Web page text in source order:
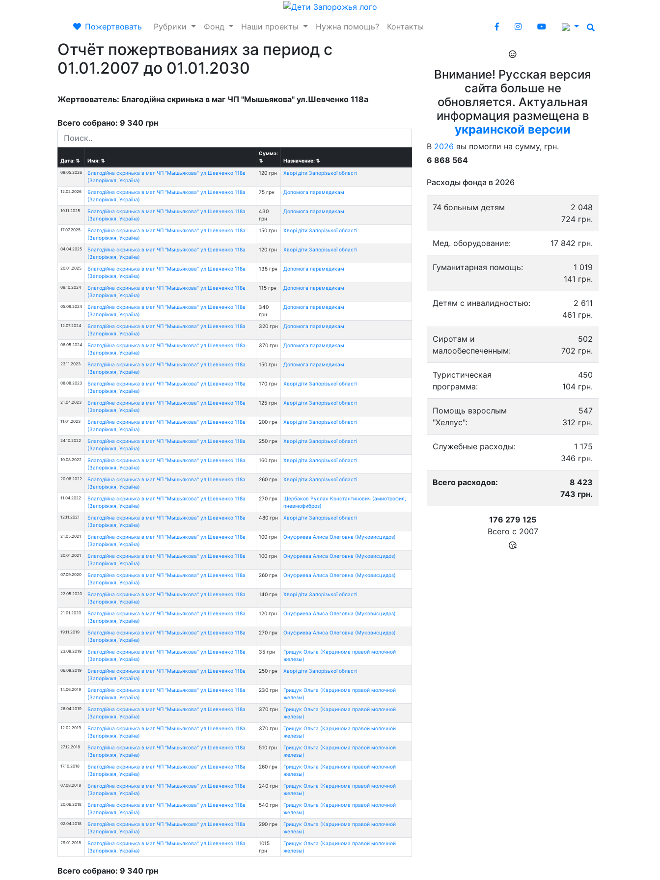
Пожертвовать Рубрики Фонд Наши проекты Нужна помощь? Контакты
Отчёт пожертвованиях за период с
01.01.2007 до 01.01.2030
Жертвователь: Благодійна скринька в маг ЧП "Мышьякова" ул.Шевченко 118а
Всего собрано: 9 340 грн
Дата:⇅ Имя:⇅
Сумма:
⇅
Назначение:⇅
08.05.2026
Благодійна скринька в маг ЧП "Мышьякова" ул.Шевченко 118а
(Запоріжжя, Україна)
120 грн Хворі діти Запорізької області
12.02.2026
Благодійна скринька в маг ЧП "Мышьякова" ул.Шевченко 118а
(Запоріжжя, Україна)
75 грн Допомога парамедикам
10.11.2025
Благодійна скринька в маг ЧП "Мышьякова" ул.Шевченко 118а
(Запоріжжя, Україна)
430
грн
Допомога парамедикам
17.07.2025
Благодійна скринька в маг ЧП "Мышьякова" ул.Шевченко 118а
(Запоріжжя, Україна)
150 грн Хворі діти Запорізької області
04.04.2025
Благодійна скринька в маг ЧП "Мышьякова" ул.Шевченко 118а
(Запоріжжя, Україна)
120 грн Хворі діти Запорізької області
20.01.2025
Благодійна скринька в маг ЧП "Мышьякова" ул.Шевченко 118а
(Запоріжжя, Україна)
135 грн Допомога парамедикам
09.10.2024
Благодійна скринька в маг ЧП "Мышьякова" ул.Шевченко 118а
(Запоріжжя, Україна)
115 грн Допомога парамедикам
05.09.2024
Благодійна скринька в маг ЧП "Мышьякова" ул.Шевченко 118а
(Запоріжжя, Україна)
340
грн
Допомога парамедикам
12.07.2024
Благодійна скринька в маг ЧП "Мышьякова" ул.Шевченко 118а
(Запоріжжя, Україна)
320 грн Допомога парамедикам
06.05.2024
Благодійна скринька в маг ЧП "Мышьякова" ул.Шевченко 118а
(Запоріжжя, Україна)
370 грн Допомога парамедикам
23.11.2023
Благодійна скринька в маг ЧП "Мышьякова" ул.Шевченко 118а
(Запоріжжя, Україна)
150 грн Допомога парамедикам
08.08.2023
Благодійна скринька в маг ЧП "Мышьякова" ул.Шевченко 118а
(Запоріжжя, Україна)
170 грн Хворі діти Запорізької області
21.04.2023
Благодійна скринька в маг ЧП "Мышьякова" ул.Шевченко 118а
(Запоріжжя, Україна)
125 грн Хворі діти Запорізької області
11.01.2023
Благодійна скринька в маг ЧП "Мышьякова" ул.Шевченко 118а
(Запоріжжя, Україна)
200 грн Хворі діти Запорізької області
24.10.2022
Благодійна скринька в маг ЧП "Мышьякова" ул.Шевченко 118а
(Запоріжжя, Україна)
250 грн Хворі діти Запорізької області
10.08.2022
Благодійна скринька в маг ЧП "Мышьякова" ул.Шевченко 118а
(Запоріжжя, Україна)
160 грн Хворі діти Запорізької області
20.06.2022
Благодійна скринька в маг ЧП "Мышьякова" ул.Шевченко 118а
(Запоріжжя, Україна)
260 грн Хворі діти Запорізької області
11.04.2022
Благодійна скринька в маг ЧП "Мышьякова" ул.Шевченко 118а
(Запоріжжя, Україна)
270 грн
Щербаков Руслан Константинович (амиотрофия,
пневмофиброз)
12.11.2021
Благодійна скринька в маг ЧП "Мышьякова" ул.Шевченко 118а
(Запоріжжя, Україна)
480 грн Хворі діти Запорізької області
21.05.2021
Благодійна скринька в маг ЧП "Мышьякова" ул.Шевченко 118а
(Запоріжжя, Україна)
100 грн Онуфриева Алиса Олеговна (Муковисцидоз)
20.01.2021
Благодійна скринька в маг ЧП "Мышьякова" ул.Шевченко 118а
(Запоріжжя, Україна)
100 грн Онуфриева Алиса Олеговна (Муковисцидоз)
07.09.2020
Благодійна скринька в маг ЧП "Мышьякова" ул.Шевченко 118а
(Запоріжжя, Україна)
260 грн Онуфриева Алиса Олеговна (Муковисцидоз)
22.05.2020
Благодійна скринька в маг ЧП "Мышьякова" ул.Шевченко 118а
(Запоріжжя, Україна)
140 грн Хворі діти Запорізької області
21.01.2020
Благодійна скринька в маг ЧП "Мышьякова" ул.Шевченко 118а
(Запоріжжя, Україна)
120 грн Онуфриева Алиса Олеговна (Муковисцидоз)
19.11.2019
Благодійна скринька в маг ЧП "Мышьякова" ул.Шевченко 118а
(Запоріжжя, Україна)
270 грн Онуфриева Алиса Олеговна (Муковисцидоз)
23.08.2019
Благодійна скринька в маг ЧП "Мышьякова" ул.Шевченко 118а
(Запоріжжя, Україна)
35 грн
Грищук Ольга (Карцинома правой молочной
железы)
06.08.2019
Благодійна скринька в маг ЧП "Мышьякова" ул.Шевченко 118а
(Запоріжжя, Україна)
250 грн Хворі діти Запорізької області
14.06.2019
Благодійна скринька в маг ЧП "Мышьякова" ул.Шевченко 118а
(Запоріжжя, Україна)
230 грн
Грищук Ольга (Карцинома правой молочной
железы)
26.04.2019
Благодійна скринька в маг ЧП "Мышьякова" ул.Шевченко 118а
(Запоріжжя, Україна)
370 грн
Грищук Ольга (Карцинома правой молочной
железы)
12.02.2019
Благодійна скринька в маг ЧП "Мышьякова" ул.Шевченко 118а
(Запоріжжя, Україна)
370 грн
Грищук Ольга (Карцинома правой молочной
железы)
27.12.2018
Благодійна скринька в маг ЧП "Мышьякова" ул.Шевченко 118а
(Запоріжжя, Україна)
510 грн
Грищук Ольга (Карцинома правой молочной
железы)
17.10.2018
Благодійна скринька в маг ЧП "Мышьякова" ул.Шевченко 118а
(Запоріжжя, Україна)
260 грн
Грищук Ольга (Карцинома правой молочной
железы)
07.08.2018
Благодійна скринька в маг ЧП "Мышьякова" ул.Шевченко 118а
(Запоріжжя, Україна)
240 грн
Грищук Ольга (Карцинома правой молочной
железы)
20.06.2018
Благодійна скринька в маг ЧП "Мышьякова" ул.Шевченко 118а
(Запоріжжя, Україна)
540 грн
Грищук Ольга (Карцинома правой молочной
железы)
02.04.2018
Благодійна скринька в маг ЧП "Мышьякова" ул.Шевченко 118а
(Запоріжжя, Україна)
290 грн
Грищук Ольга (Карцинома правой молочной
железы)
29.01.2018
Благодійна скринька в маг ЧП "Мышьякова" ул.Шевченко 118а
(Запоріжжя, Україна)
1015
грн
Грищук Ольга (Карцинома правой молочной
железы)
Всего собрано: 9 340 грн
Внимание! Русская версия
сайта больше не
обновляется. Актуальная
информация размещена в
украинской версии
В 2026 вы помогли на сумму, грн.
6 868 564
Расходы фонда в 2026
74 больным детям
2 048
724 грн.
Мед. оборудование: 17 842 грн.
Гуманитарная помощь:
1 019
141 грн.
Детям с инвалидностью:
2 611
461 грн.
Сиротам и
малообеспеченным:
502
702 грн.
Туристическая
программа:
450
104 грн.
Помощь взрослым
"Хелпус":
547
312 грн.
Служебные расходы:
1 175
346 грн.
Всего расходов:
8 423
743 грн.
176 279 125
Всего с 2007